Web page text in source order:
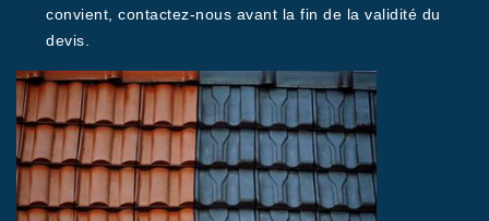
convient, contactez-nous avant la fin de la validité du
devis.